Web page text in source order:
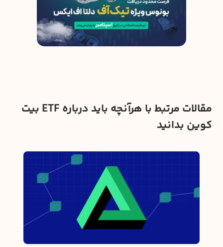
مقالات مرتبط با هرآنچه باید درباره ETF بیت
کوین بدانید